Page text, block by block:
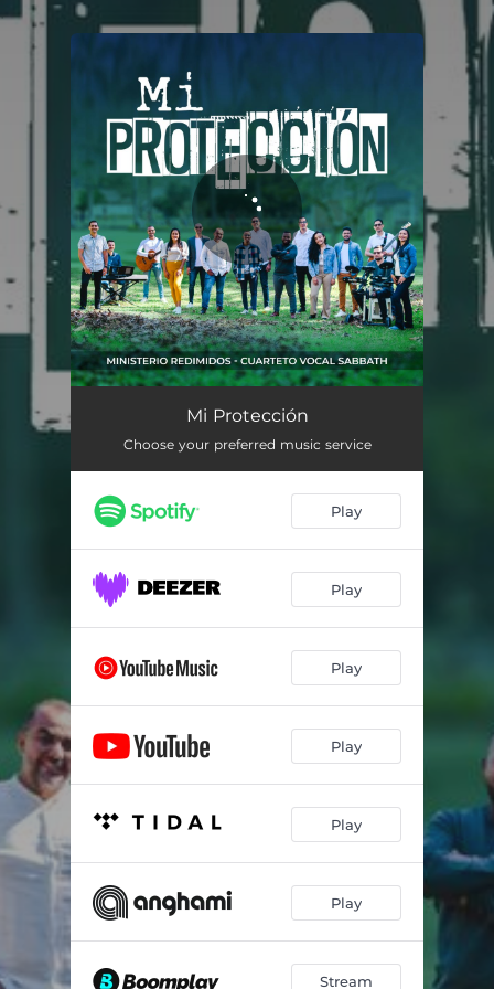
You're all set!
Mi ProtecciónMi Protección
Choose your preferred music service
Play
Play
Play
Play
Play
Play
Stream
.